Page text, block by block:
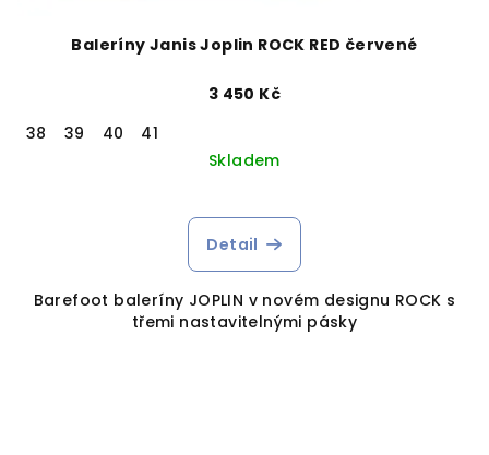
Baleríny Janis Joplin ROCK RED červené
3 450 Kč
38
39 40
41
Skladem
Detail
Barefoot baleríny JOPLIN v novém designu ROCK s
třemi nastavitelnými pásky